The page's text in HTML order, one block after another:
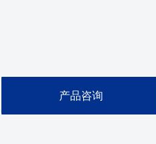
产品咨询